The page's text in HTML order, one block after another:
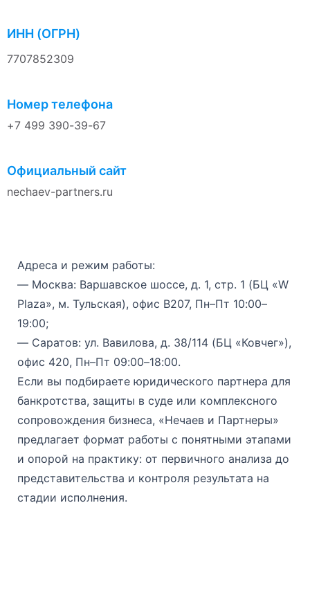
ИНН (ОГРН)
7707852309
Номер телефона
+7 499 390-39-67
Официальный сайт
nechaev-partners.ru
Адреса и режим работы:
— Москва: Варшавское шоссе, д. 1, стр. 1 (БЦ «W
Plaza», м. Тульская), офис B207, Пн–Пт 10:00–
19:00;
— Саратов: ул. Вавилова, д. 38/114 (БЦ «Ковчег»),
офис 420, Пн–Пт 09:00–18:00.
Если вы подбираете юридического партнера для
банкротства, защиты в суде или комплексного
сопровождения бизнеса, «Нечаев и Партнеры»
предлагает формат работы с понятными этапами
и опорой на практику: от первичного анализа до
представительства и контроля результата на
стадии исполнения.